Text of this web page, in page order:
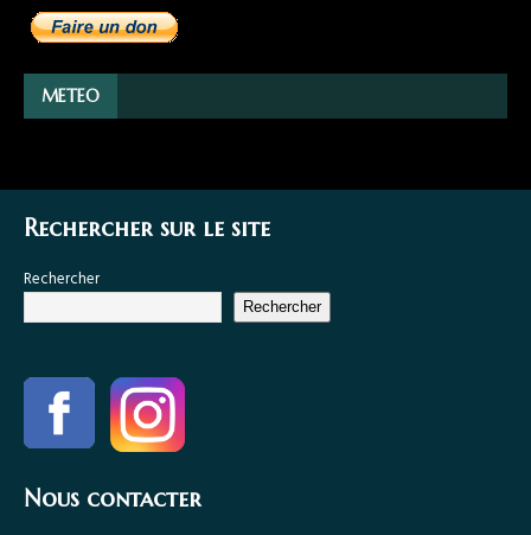
METEO
Rechercher sur le site
Rechercher
Rechercher
Nous contacter